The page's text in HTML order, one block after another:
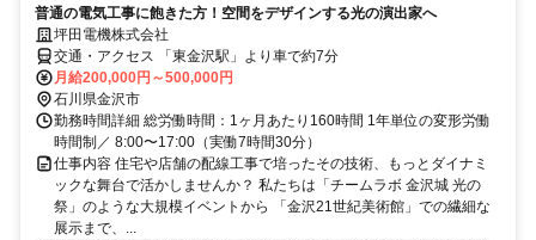
普通の電気工事に飽きた方！空間をデザインする光の演出家へ
坪田電機株式会社
交通・アクセス 「東金沢駅」より車で約7分
月給200,000円～500,000円
石川県金沢市
勤務時間詳細 総労働時間：1ヶ月あたり160時間 1年単位の変形労働
時間制／ 8:00〜17:00（実働7時間30分）
仕事内容 住宅や店舗の配線工事で培ったその技術、もっとダイナミ
ックな舞台で活かしませんか？ 私たちは「チームラボ ⾦沢城 光の
祭」のような大規模イベントから 「⾦沢21世紀美術館」での繊細な
展示まで、...